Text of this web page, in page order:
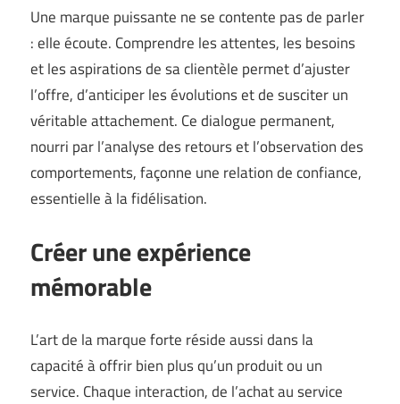
Une marque puissante ne se contente pas de parler
: elle écoute. Comprendre les attentes, les besoins
et les aspirations de sa clientèle permet d’ajuster
l’offre, d’anticiper les évolutions et de susciter un
véritable attachement. Ce dialogue permanent,
nourri par l’analyse des retours et l’observation des
comportements, façonne une relation de confiance,
essentielle à la fidélisation.
Créer une expérience
mémorable
L’art de la marque forte réside aussi dans la
capacité à offrir bien plus qu’un produit ou un
service. Chaque interaction, de l’achat au service